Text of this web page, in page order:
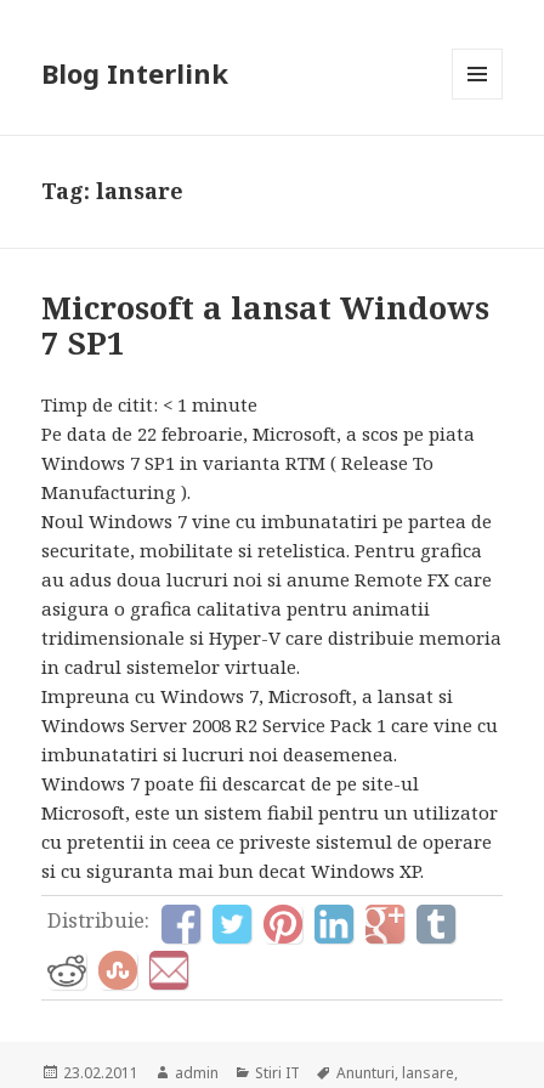
Blog Interlink
Tag:lansare
Microsoft a lansat Windows
7 SP1
Timp de citit: < 1 minute
Pe data de 22 febroarie, Microsoft, a scos pe piata
Windows 7 SP1 in varianta RTM ( Release To
Manufacturing ).
Noul Windows 7 vine cu imbunatatiri pe partea de
securitate, mobilitate si retelistica. Pentru grafica
au adus doua lucruri noi si anume Remote FX care
asigura o grafica calitativa pentru animatii
tridimensionale si Hyper-V care distribuie memoria
in cadrul sistemelor virtuale.
Impreuna cu Windows 7, Microsoft, a lansat si
Windows Server 2008 R2 Service Pack 1 care vine cu
imbunatatiri si lucruri noi deasemenea.
Windows 7 poate fii descarcat de pe site-ul
Microsoft, este un sistem fiabil pentru un utilizator
cu pretentii in ceea ce priveste sistemul de operare
si cu siguranta mai bun decat Windows XP.
Distribuie:
Posted
23.02.2011 Author
admin Categories
Stiri IT Tags
Anunturi, lansare,